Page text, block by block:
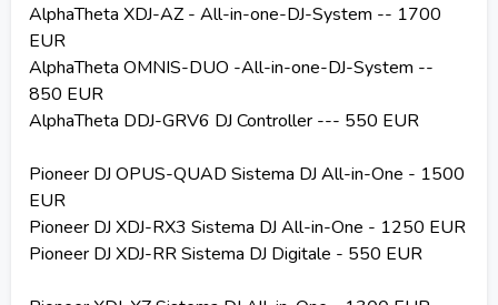
AlphaTheta XDJ-AZ - All-in-one-DJ-System -- 1700
EUR
AlphaTheta OMNIS-DUO -All-in-one-DJ-System --
850 EUR
AlphaTheta DDJ-GRV6 DJ Controller --- 550 EUR
Pioneer DJ OPUS-QUAD Sistema DJ All-in-One - 1500
EUR
Pioneer DJ XDJ-RX3 Sistema DJ All-in-One - 1250 EUR
Pioneer DJ XDJ-RR Sistema DJ Digitale - 550 EUR